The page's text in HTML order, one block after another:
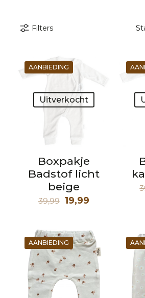
Filters
AANBIEDING
Uitverkocht
Boxpakje
Badstof licht
beige
39,99 Oorspronkelijke
39,99.
19,99Huidige
19,99.
AANBIEDING